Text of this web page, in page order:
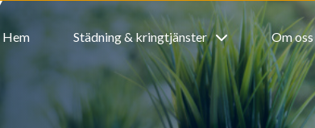
Hem Städning & kringtjänster Om oss